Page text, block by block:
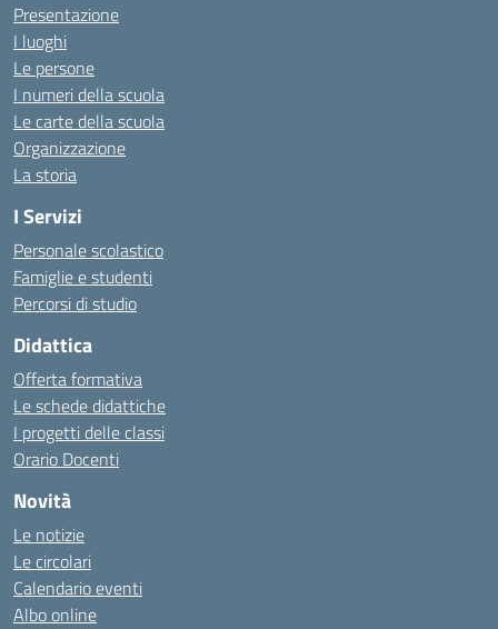
Presentazione
I luoghi
Le persone
I numeri della scuola
Le carte della scuola
Organizzazione
La storia
I Servizi
Personale scolastico
Famiglie e studenti
Percorsi di studio
Didattica
Offerta formativa
Le schede didattiche
I progetti delle classi
Orario Docenti
Novità
Le notizie
Le circolari
Calendario eventi
Albo online